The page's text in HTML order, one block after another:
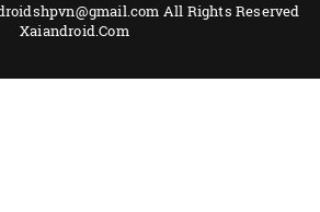
All Rights Reserved
Xaiandroid.Com